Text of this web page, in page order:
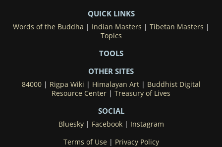
QUICK LINKS
Words of the Buddha Indian Masters Tibetan Masters
Topics
TOOLS
OTHER SITES
84000| Rigpa Wiki Himalayan Art| Buddhist Digital
Resource Center
Treasury of Lives
SOCIAL
Bluesky| Facebook| Instagram
Terms of Use
Privacy Policy